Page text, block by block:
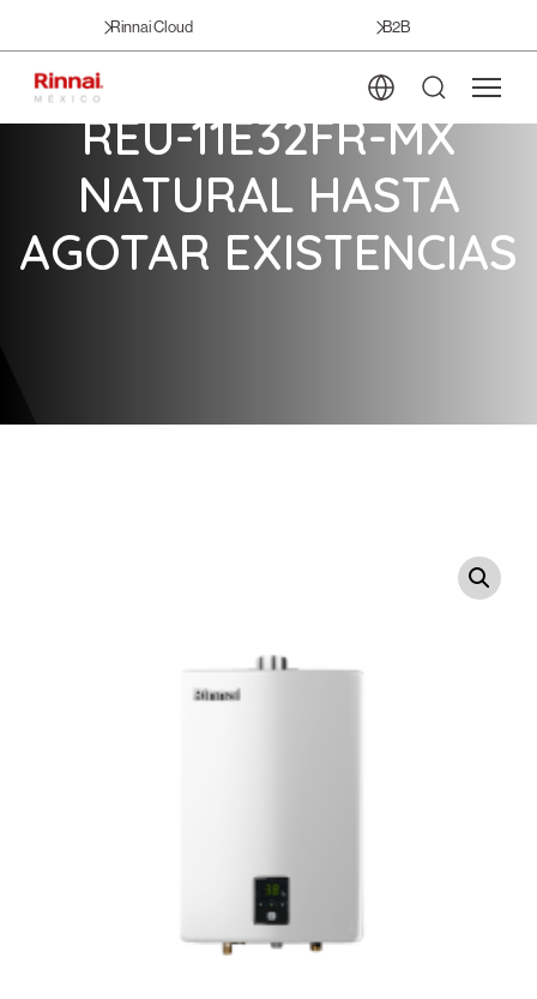
Rinnai Cloud B2B
REU-11E32FR-MX
NATURAL HASTA
AGOTAR EXISTENCIAS